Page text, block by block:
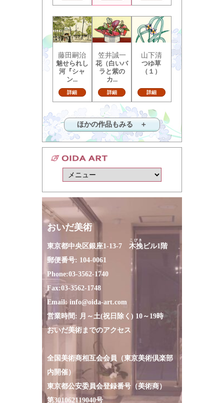
藤田嗣治
魅せられし
河『シャ
ン...
詳細
笠井誠一
花（白いバ
ラと紫の
カ...
詳細
山下清
つゆ草
（１）
詳細
ほかの作品もみる ＋
おいだ美術
東京都中央区銀座1-13-7 木挽
こびき
ビル1階
郵便番号: 104-0061
Phone:03-3562-1740
Fax:03-3562-1748
Email: info@oida-art.com
営業時間: 月～土(祝日除く) 10～19時
おいだ美術までのアクセス
全国美術商相互会会員（東京美術倶楽部
内開催）
東京都公安委員会登録番号（美術商）
第301062119040号